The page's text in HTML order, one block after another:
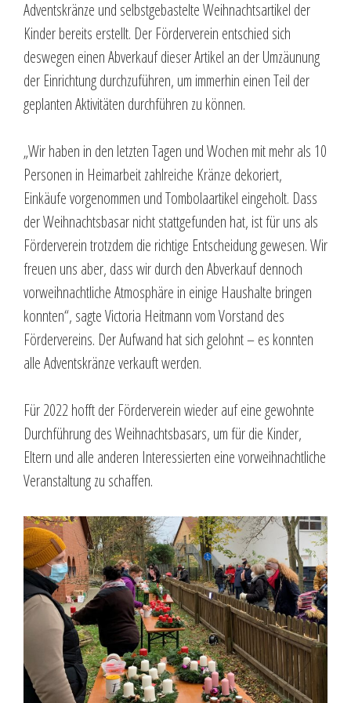
Adventskränze und selbstgebastelte Weihnachtsartikel der
Kinder bereits erstellt. Der Förderverein entschied sich
deswegen einen Abverkauf dieser Artikel an der Umzäunung
der Einrichtung durchzuführen, um immerhin einen Teil der
geplanten Aktivitäten durchführen zu können.
„Wir haben in den letzten Tagen und Wochen mit mehr als 10
Personen in Heimarbeit zahlreiche Kränze dekoriert,
Einkäufe vorgenommen und Tombolaartikel eingeholt. Dass
der Weihnachtsbasar nicht stattgefunden hat, ist für uns als
Förderverein trotzdem die richtige Entscheidung gewesen. Wir
freuen uns aber, dass wir durch den Abverkauf dennoch
vorweihnachtliche Atmosphäre in einige Haushalte bringen
konnten“, sagte Victoria Heitmann vom Vorstand des
Fördervereins. Der Aufwand hat sich gelohnt – es konnten
alle Adventskränze verkauft werden.
Für 2022 hofft der Förderverein wieder auf eine gewohnte
Durchführung des Weihnachtsbasars, um für die Kinder,
Eltern und alle anderen Interessierten eine vorweihnachtliche
Veranstaltung zu schaffen.